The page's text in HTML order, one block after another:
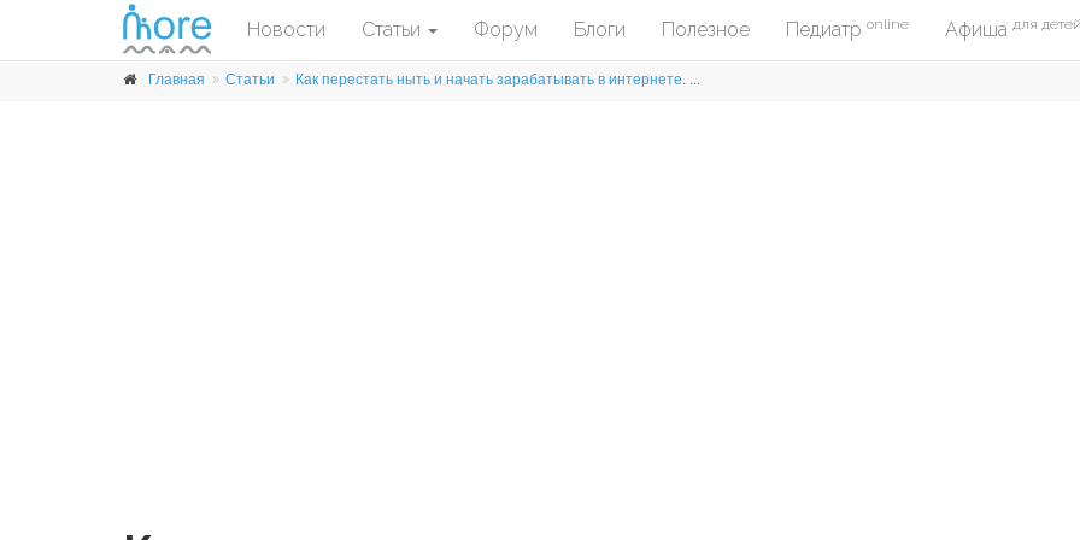
Новости Статьи Форум Блоги Полезное Педиатр online Афиша для детей
Главная Статьи Как перестать ныть и начать зарабатывать в интернете. ...